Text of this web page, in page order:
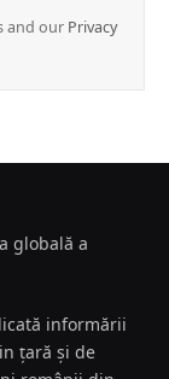
and our Privacy
globală a
informării
țară și de